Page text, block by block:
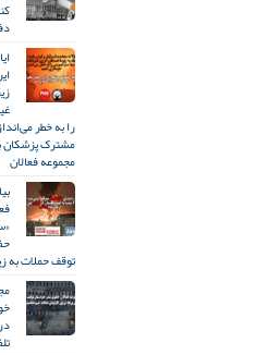
را به خطر
مشترک پزشکان
مجموعه فعالان
توقف حملات به